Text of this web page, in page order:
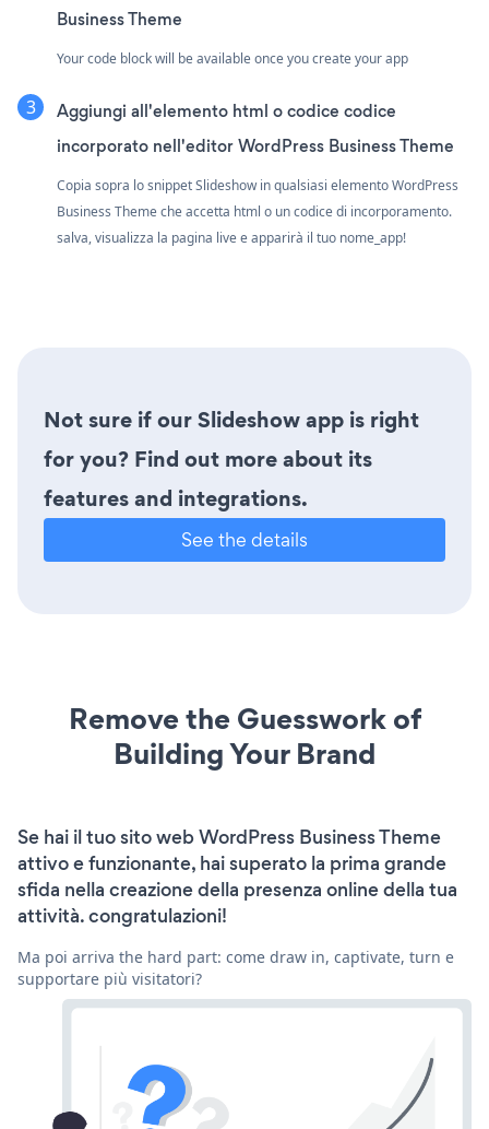
Business Theme
Your code block will be available once you create your app
Aggiungi all'elemento html o codice codice
incorporato nell'editor WordPress Business Theme
Copia sopra lo snippet Slideshow in qualsiasi elemento WordPress
Business Theme che accetta html o un codice di incorporamento.
salva, visualizza la pagina live e apparirà il tuo nome_app!
Not sure if our Slideshow app is right
for you? Find out more about its
features and integrations.
See the details
Remove the Guesswork of
Building Your Brand
Se hai il tuo sito web WordPress Business Theme
attivo e funzionante, hai superato la prima grande
sfida nella creazione della presenza online della tua
attività. congratulazioni!
Ma poi arriva the hard part: come draw in, captivate, turn e
supportare più visitatori?